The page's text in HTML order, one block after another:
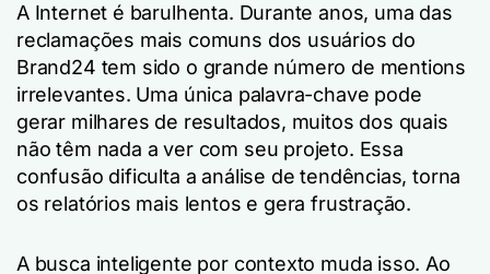
A Internet é barulhenta. Durante anos, uma das
reclamações mais comuns dos usuários do
Brand24 tem sido o grande número de mentions
irrelevantes. Uma única palavra-chave pode
gerar milhares de resultados, muitos dos quais
não têm nada a ver com seu projeto. Essa
confusão dificulta a análise de tendências, torna
os relatórios mais lentos e gera frustração.
A busca inteligente por contexto muda isso. Ao